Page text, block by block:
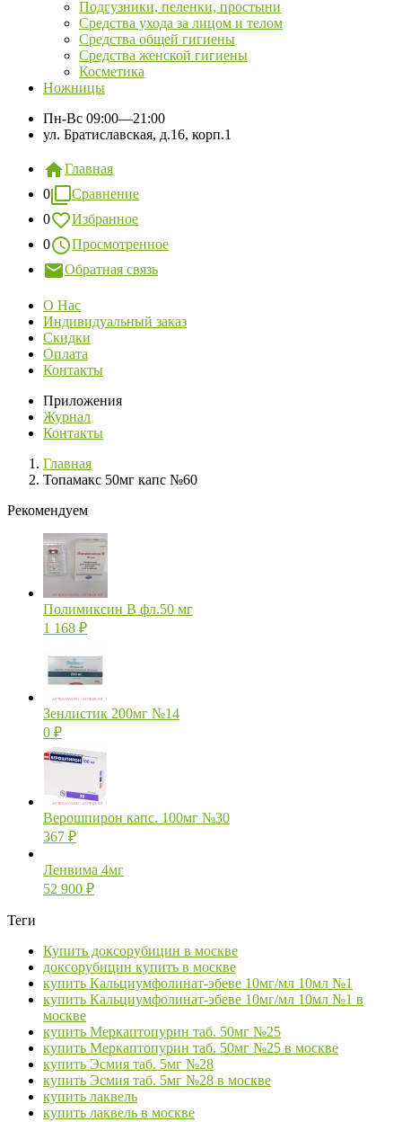
Подгузники, пеленки, простыни
Средства ухода за лицом и телом
Средства общей гигиены
Средства женской гигиены
Косметика
Ножницы
Пн-Вс 09:00—21:00
ул. Братиславская, д.16, корп.1
Главная
0
Сравнение
0
Избранное
0
Просмотренное
Обратная связь
О Нас
Индивидуальный заказ
Скидки
Оплата
Контакты
Приложения
Журнал
Контакты
Главная
Топамакс 50мг капс №60
Рекомендуем
Полимиксин В фл.50 мг
1 168 ₽
Зенлистик 200мг №14
0 ₽
Верошпирон капс. 100мг №30
367 ₽
Ленвима 4мг
52 900 ₽
Теги
Купить доксорубицин в москве
доксорубицин купить в москве
купить Кальциумфолинат-эбеве 10мг/мл 10мл №1
купить Кальциумфолинат-эбеве 10мг/мл 10мл №1 в
москве
купить Меркаптопурин таб. 50мг №25
купить Меркаптопурин таб. 50мг №25 в москве
купить Эсмия таб. 5мг №28
купить Эсмия таб. 5мг №28 в москве
купить лаквель
купить лаквель в москве